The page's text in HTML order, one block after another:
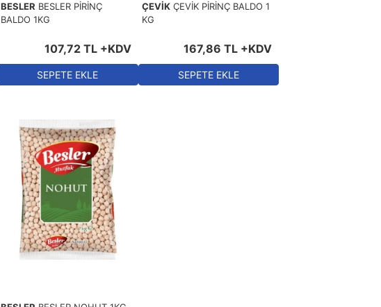
BESLER BESLER PİRİNÇ
BALDO 1KG
107,72 TL+KDV
SEPETE EKLE
ÇEVİK ÇEVİK PİRİNÇ BALDO 1
KG
167,86 TL +KDV
SEPETE EKLE